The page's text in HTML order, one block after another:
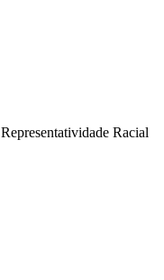
Representatividade Racial